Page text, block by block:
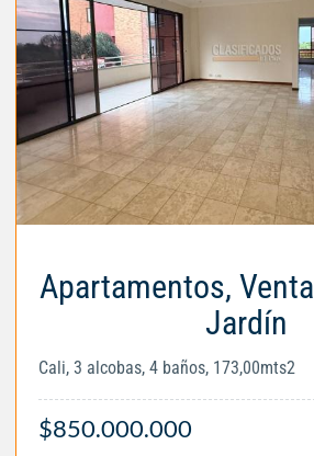
Apartamentos,
Jardín
Cali, 3 alcobas, 4 baños, 173,00mts2
$850.000.000